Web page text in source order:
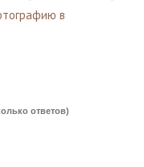
в
ответов)